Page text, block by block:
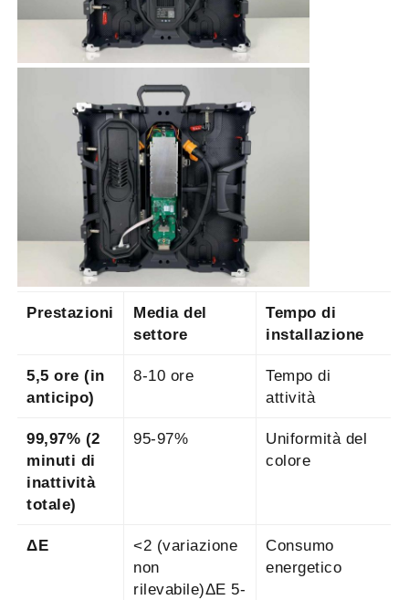
Prestazioni
Media del
settore
Tempo di
installazione
5,5 ore (in
anticipo)
8-10 ore
Tempo di
attività
99,97% (2
minuti di
inattività
totale)
95-97%
Uniformità del
colore
ΔE
<2 (variazione
non
rilevabile)ΔE 5-
Consumo
energetico